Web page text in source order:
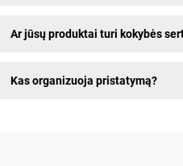
Ar jūsų produktai turi kokybės
Kas organizuoja pristatymą?